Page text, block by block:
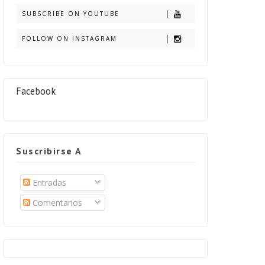
SUBSCRIBE ON YOUTUBE
FOLLOW ON INSTAGRAM
Facebook
Suscribirse A
Entradas
Comentarios